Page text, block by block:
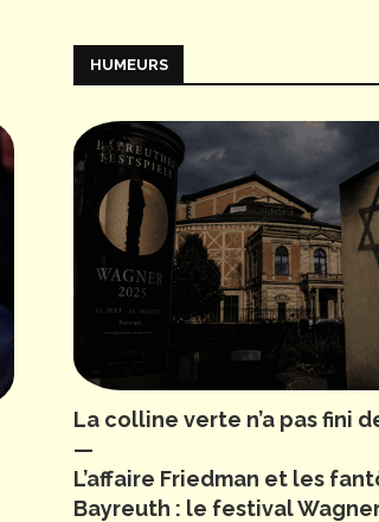
HUMEURS
La colline verte n’a pas fini
—
L’affaire Friedman et les
Bayreuth : le festival